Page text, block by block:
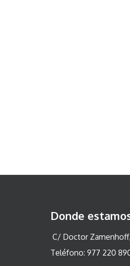
Donde
C/ Doctor
Teléfono: 977 220